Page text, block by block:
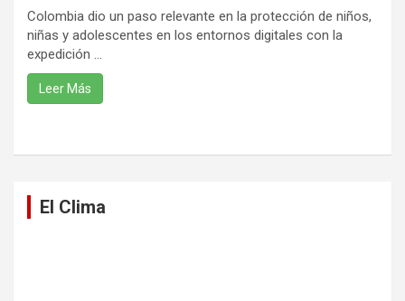
Colombia dio un paso relevante en la protección de niños,
niñas y adolescentes en los entornos digitales con la
expedición ...
Leer Más
El Clima